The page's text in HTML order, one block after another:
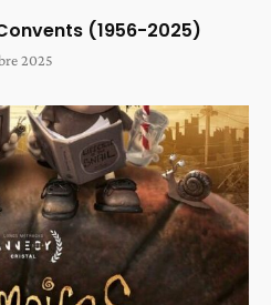
(1956-2025)
2025